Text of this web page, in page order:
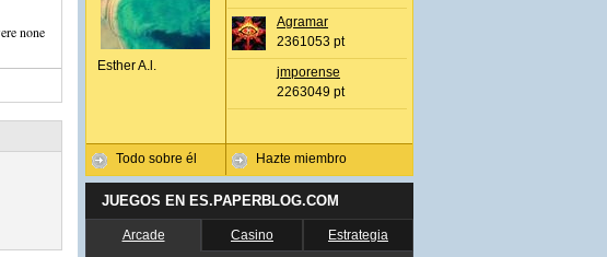
none
Esther A.l.
Todo sobre él
Agramar
2361053 pt
jmporense
2263049 pt
Hazte miembro
JUEGOS EN ES.PAPERBLOG.COM
Arcade Casino Estrategia